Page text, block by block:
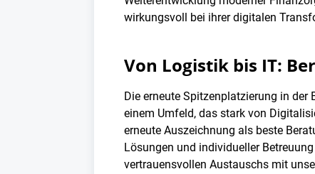
wirkungsvoll bei ihrer digitalen
Von Logistik bis IT:
Die erneute Spitzenplatzierung in der
einem Umfeld, das stark von
erneute Auszeichnung als beste
Lösungen und individueller
vertrauensvollen Austauschs mit